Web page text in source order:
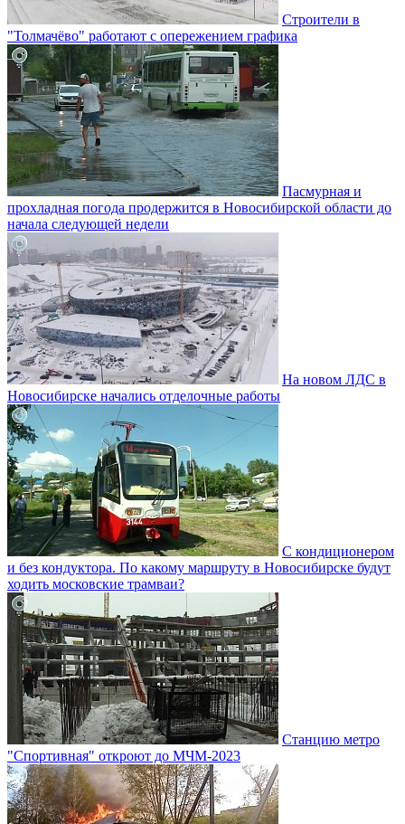
Строители в
"Толмачёво" работают с опережением графика
Пасмурная и
прохладная погода продержится в Новосибирской области до
начала следующей недели
На новом ЛДС в
Новосибирске начались отделочные работы
С кондиционером
и без кондуктора. По какому маршруту в Новосибирске будут
ходить московские трамваи?
Станцию метро
"Спортивная" откроют до МЧМ-2023